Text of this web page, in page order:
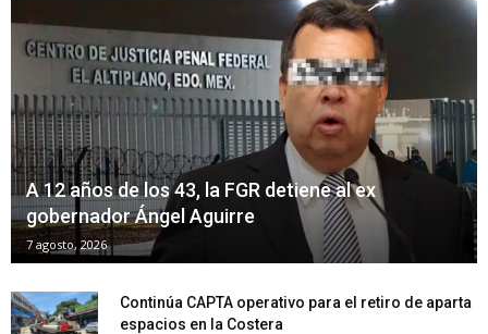
A 12 años de los 43, la FGR detiene al ex
gobernador Ángel Aguirre
7 agosto, 2026
Continúa CAPTA operativo para el retiro de aparta
espacios en la Costera